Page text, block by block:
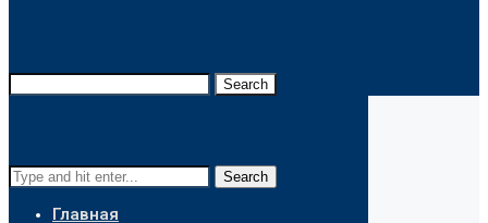
Search
Search
Главная